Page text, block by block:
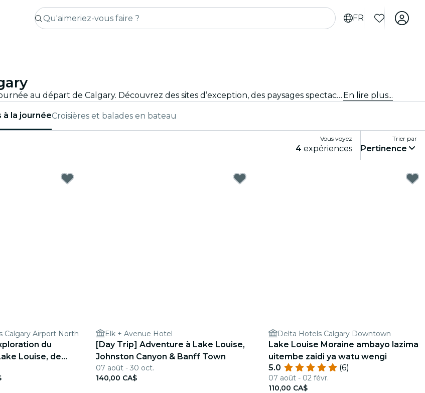
FR
Partez pour de nouvelles aventures avec des excursions à la journée au départ de Calgary. Découvrez des sites d’exception, des paysages spectaculaires et des lieux culturels aux côtés de guides passionnés, et explorez le meilleur de la région. En lire plus...
à la journéeCroisières et balades en bateau
Vous voyez
4 expériences
Trier par
Pertinence
Calgary Airport North
du
Louise, de
Elk + Avenue Hotel
[Day Trip] Adventure à Lake Louise,
Johnston Canyon & Banff Town
07 août - 30 oct.
140,00 CA$
Delta Hotels Calgary Downtown
Lake Louise Moraine ambayo lazima
uitembe zaidi ya watu wengi
5.0
(6)
07 août - 02 févr.
110,00 CA$